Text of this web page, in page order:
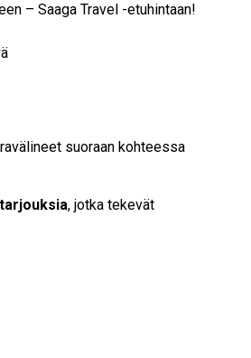
– Saaga Travel -etuhintaan!
suoraan kohteessa
, jotka tekevät